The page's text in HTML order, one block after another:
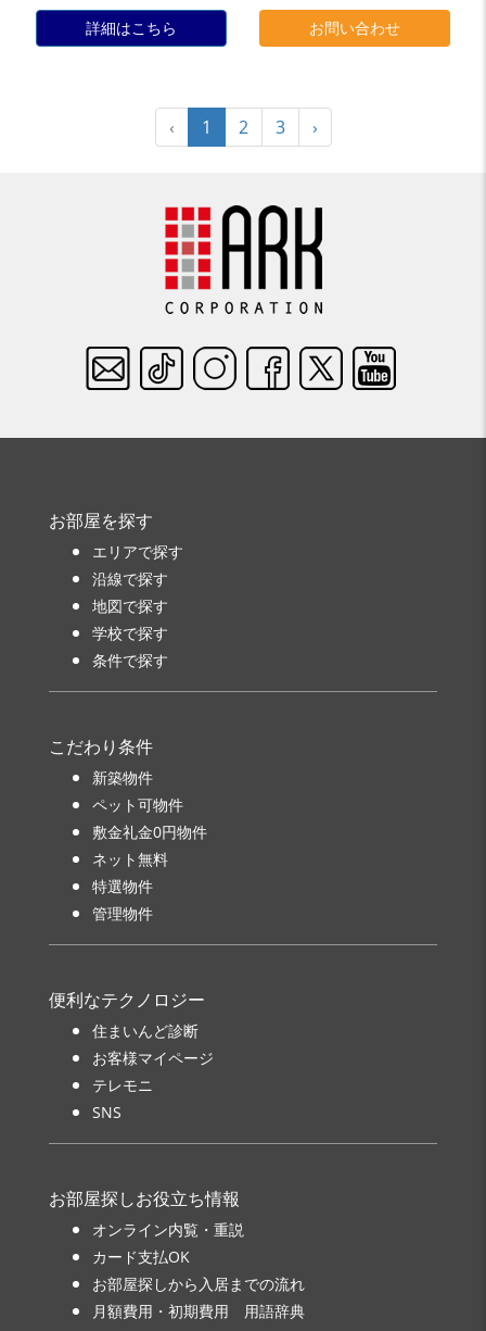
詳細はこちら お問い合わせ
‹ 1 2 3 ›
お部屋を探す
エリアで探す
沿線で探す
地図で探す
学校で探す
条件で探す
こだわり条件
新築物件
ペット可物件
敷金礼金0円物件
ネット無料
特選物件
管理物件
便利なテクノロジー
住まいんど診断
お客様マイページ
テレモニ
SNS
お部屋探しお役立ち情報
オンライン内覧・重説
カード支払OK
お部屋探しから入居までの流れ
月額費用・初期費用 用語辞典